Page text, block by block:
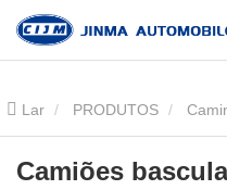
Lar PRODUTOS
Shacman Camiões
Camiões